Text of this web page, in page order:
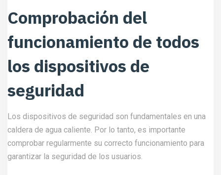
para optimizar la
eficiencia de la caldera
El ajuste de la combustión es otra tarea fundamental en el
mantenimiento de una caldera de agua caliente. Un ajuste
adecuado puede mejorar significativamente la eficiencia
combustible.
Conclusión